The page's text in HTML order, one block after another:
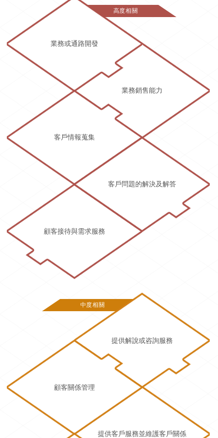
高度相關
業務或通路開發
業務銷售能力
客戶情報蒐集
客戶問題的解決及解答
顧客接待與需求服務
中度相關
提供解說或咨詢服務
顧客關係管理
提供客戶服務並維護客戶關係